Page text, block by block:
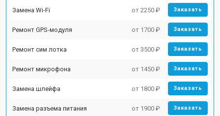
Замена Wi-Fi от 2250 ₽ Заказать
Ремонт GPS-модуля от 1700 ₽ Заказать
Ремонт сим лотка от 3500 ₽ Заказать
Ремонт микрофона от 1450 ₽ Заказать
Замена шлейфа от 1800 ₽ Заказать
Замена разъема питания от 1900 ₽ Заказать